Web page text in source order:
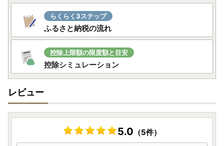
で、山形さ「あべず」！
アプリ情報はこちら
◆ふるさと納税の対象となる団体の指定について
山形市は、「ふるさと納税の指定基準に適合する団体」とし
て総務大臣の指定を受けました。山形市へのふるさと納税
は、所得税と住民税の控除対象となりますので、今後とも山
形市への応援をよろしくお願いいたします。
【指定期間】
令和７年１０月１日～令和８年９月３０日
【指定根拠】
令和７年９月２６日付け 地方税法（昭和25年法律第226
号）第37条の2第2項及び第314条の7第2項の規定の通り
らくらく3ステップ
ふるさと納税の流れ
控除上限額の限度額と目安
控除シミュレーション
レビュー
5.0 （5件）